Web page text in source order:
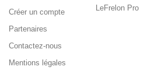
Créer un compte
Partenaires
Contactez-nous
Mentions légales
LeFrelon Pro